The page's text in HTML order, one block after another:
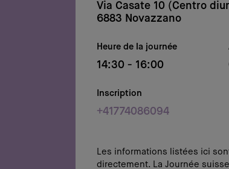
Via Casate 10 (Centro
6883 Novazzano
Heure de la journée
14:30 - 16:00
Inscription
+41774086094
Les informations listées ici
directement. La Journée